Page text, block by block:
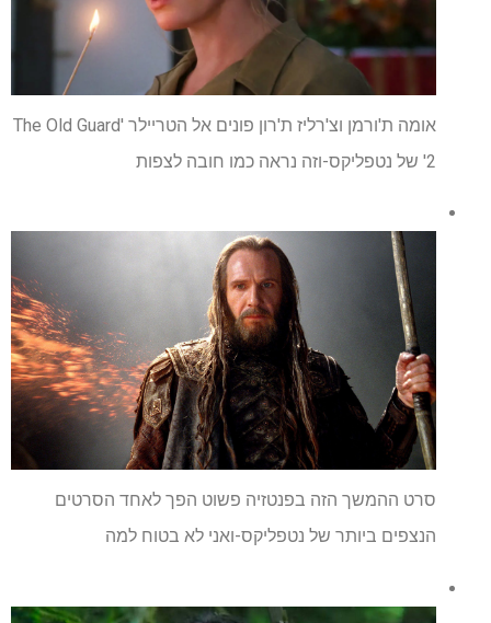
אומה ת'ורמן וצ'רליז ת'רון פונים אל הטריילר 'The Old Guard
2' של נטפליקס-וזה נראה כמו חובה לצפות
סרט ההמשך הזה בפנטזיה פשוט הפך לאחד הסרטים
הנצפים ביותר של נטפליקס-ואני לא בטוח למה